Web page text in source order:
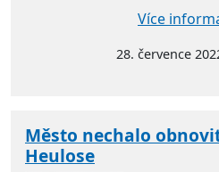
Více
28. července
Město nechalo
Heulose